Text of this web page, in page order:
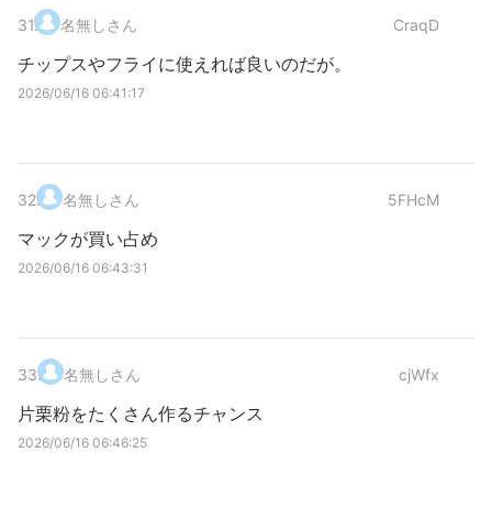
31. 名無しさん CraqD
チップスやフライに使えれば良いのだが。
2026/06/16 06:41:17
32. 名無しさん 5FHcM
マックが買い占め
2026/06/16 06:43:31
33. 名無しさん cjWfx
片栗粉をたくさん作るチャンス
2026/06/16 06:46:25